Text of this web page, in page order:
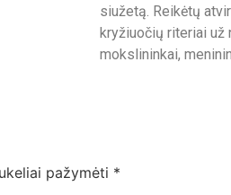
siužetą. Reikėtų
kryžiuočių riteriai
mokslininkai,
pažymėti *